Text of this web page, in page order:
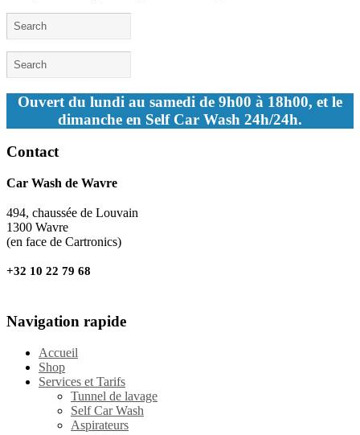
Ouvert du lundi au samedi de 9h00 à 18h00, et le
dimanche en Self Car Wash 24h/24h.
Contact
Car Wash de Wavre
494, chaussée de Louvain
1300 Wavre
(en face de Cartronics)
+32 10 22 79 68
Navigation rapide
Accueil
Shop
Services et Tarifs
Tunnel de lavage
Self Car Wash
Aspirateurs